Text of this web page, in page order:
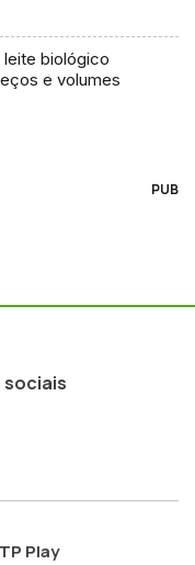
leite biológico
e volumes
PUB
sociais
Play